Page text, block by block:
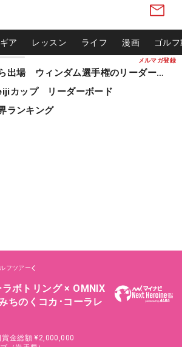
メルマガ登録
ギア レッスン ライフ 漫画 ゴル
松山英樹ら出場 ウィンダム選手権のリーダーボード
カップ リーダーボード
ランキング
フツアー
ボトリング × OMNIX
ちのくコカ･コーラレ
賞金総額 ¥2,000,000